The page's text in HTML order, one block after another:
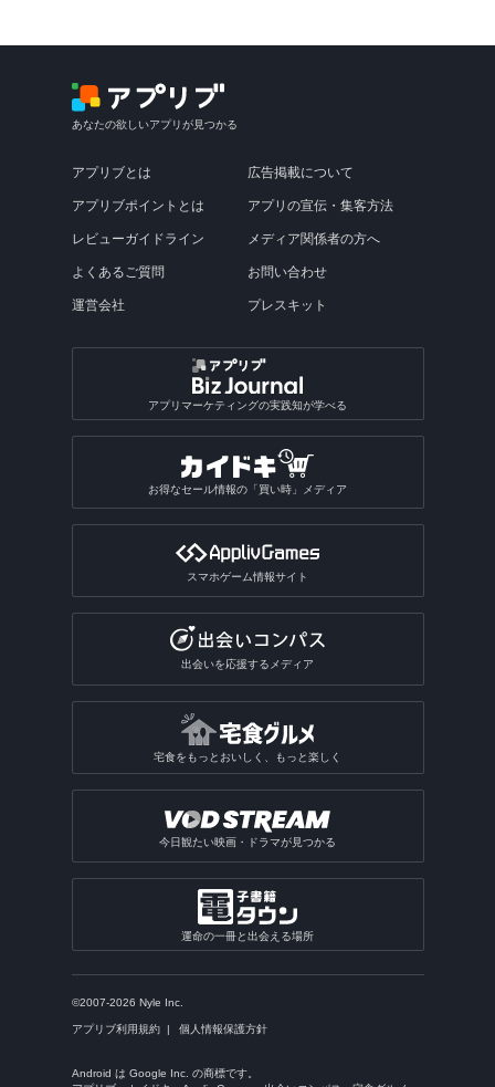
あなたの欲しいアプリが見つかる
アプリブとは
アプリブポイントとは
レビューガイドライン
よくあるご質問
運営会社
広告掲載について
アプリの宣伝・集客方法
メディア関係者の方へ
お問い合わせ
プレスキット
アプリマーケティングの実践知が学べる
お得なセール情報の「買い時」メディア
スマホゲーム情報サイト
出会いを応援するメディア
宅食をもっとおいしく、もっと楽しく
今日観たい映画・ドラマが見つかる
運命の一冊と出会える場所
©2007-2026 Nyle Inc.
アプリブ利用規約 個人情報保護方針
Android は Google Inc. の商標です。